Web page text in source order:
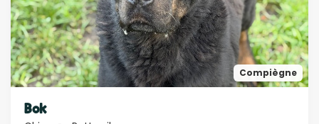
Compiègne
Bok